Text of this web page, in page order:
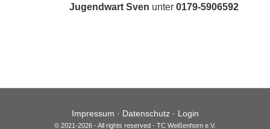
Jugendwart Sven unter 0179-5906592
Impressum · Datenschutz· Login
© 2021-2026 - All rights reserved - TC Weißenhorn e.V.